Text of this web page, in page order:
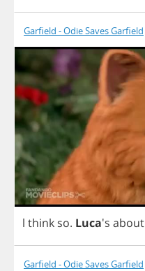
Garfield - Odie Saves Garfield
l think so. Luca's about
Garfield - Odie Saves Garfield